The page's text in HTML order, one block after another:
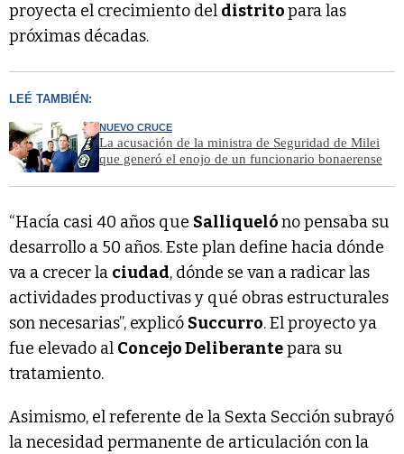
proyecta el crecimiento del distritopara las
próximas décadas.
LEÉ TAMBIÉN:
NUEVO CRUCE
La acusación de la ministra de Seguridad de Milei
que generó el enojo de un funcionario bonaerense
“Hacía casi 40 años que Salliquelóno pensaba su
desarrollo a 50 años. Este plan define hacia dónde
va a crecer la ciudad, dónde se van a radicar las
actividades productivas y qué obras estructurales
son necesarias”, explicó Succurro. El proyecto ya
fue elevado al Concejo Deliberantepara su
tratamiento.
Asimismo, el referente de la Sexta Sección subrayó
la necesidad permanente de articulación con la